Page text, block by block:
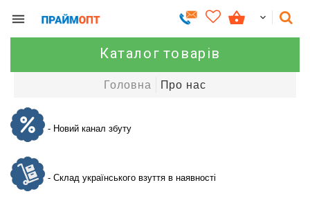
Каталог товарів
Головна Про нас
- Новий канал збуту
- Склад українського взуття в наявності